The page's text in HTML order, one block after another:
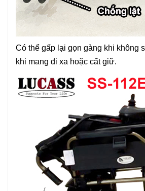
Có thể gấp lại gọn gàng khi không
khi mang đi xa hoặc cất giữ.